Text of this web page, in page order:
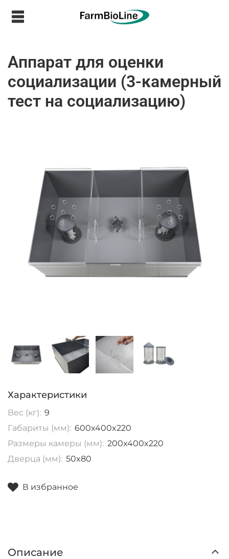
Аппарат для оценки
социализации (3-камерный
тест на социализацию)
В избранное
Характеристики
Вес (кг): 9
Габариты (мм): 600x400x220
Размеры камеры (мм): 200x400x220
Дверца (мм): 50x80
Описание